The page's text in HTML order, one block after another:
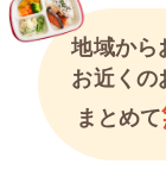
地域から
お近くの
まとめて